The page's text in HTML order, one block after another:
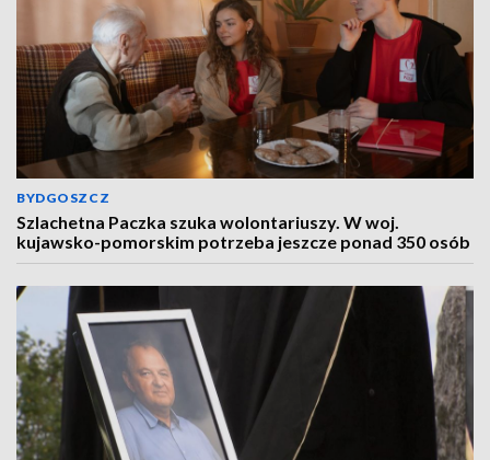
BYDGOSZCZ
Szlachetna Paczka szuka wolontariuszy. W woj.
kujawsko-pomorskim potrzeba jeszcze ponad 350 osób